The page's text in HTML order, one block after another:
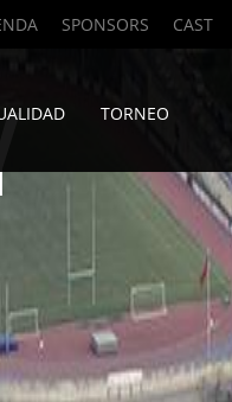
SPONSORS CAST
TORNEO